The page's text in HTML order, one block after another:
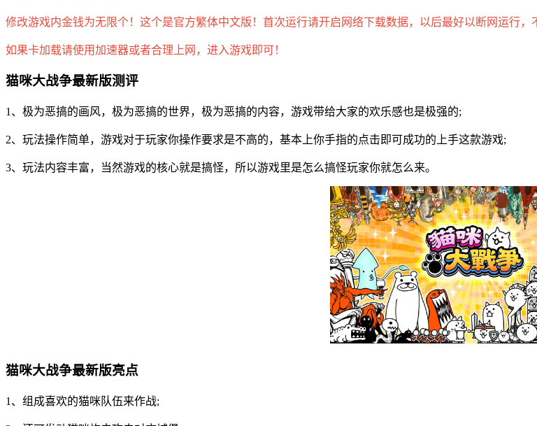
修改游戏内金钱为无限个！这个是官方繁体中文版！首次运行请开启网络下载数据，以后最好以断网运行，
如果卡加载请使用加速器或者合理上网，进入游戏即可！
猫咪大战争最新版测评
1、极为恶搞的画风，极为恶搞的世界，极为恶搞的内容，游戏带给大家的欢乐感也是极强的;
2、玩法操作简单，游戏对于玩家你操作要求是不高的，基本上你手指的点击即可成功的上手这款游戏;
3、玩法内容丰富，当然游戏的核心就是搞怪，所以游戏里是怎么搞怪玩家你就怎么来。
猫咪大战争最新版亮点
1、组成喜欢的猫咪队伍来作战;